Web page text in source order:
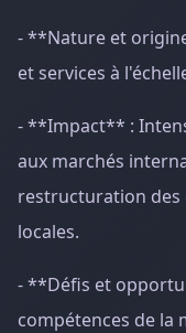
- **Nature et
et services à
- **Impact** :
aux marchés
restructuration des
locales.
- **Défis et
compétences de la